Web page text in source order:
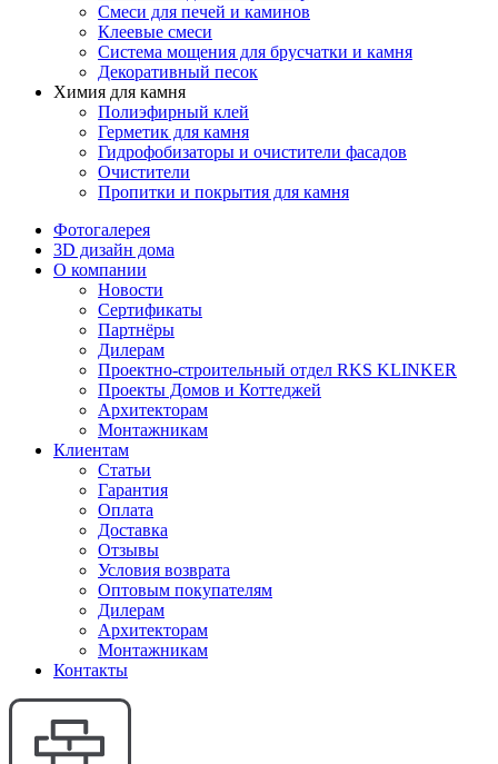
Смеси для печей и каминов
Клеевые смеси
Система мощения для брусчатки и камня
Декоративный песок
Химия для камня
Полиэфирный клей
Герметик для камня
Гидрофобизаторы и очистители фасадов
Очистители
Пропитки и покрытия для камня
Фотогалерея
3D дизайн дома
О компании
Новости
Сертификаты
Партнёры
Дилерам
Проектно-строительный отдел RKS KLINKER
Проекты Домов и Коттеджей
Архитекторам
Монтажникам
Клиентам
Статьи
Гарантия
Оплата
Доставка
Отзывы
Условия возврата
Оптовым покупателям
Дилерам
Архитекторам
Монтажникам
Контакты